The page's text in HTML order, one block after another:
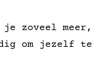
je zoveel meer,
om jezelf te